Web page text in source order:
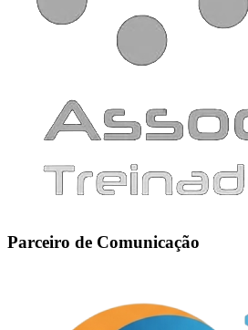
Parceiro de Comunicação